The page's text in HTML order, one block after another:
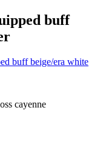
buff
buff beige/era white